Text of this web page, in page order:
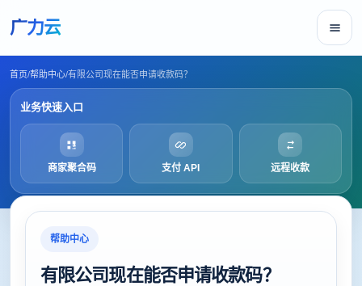
广力云
首页/帮助中心/有限公司现在能否申请收款码？
业务快速入口
商家聚合码 支付 API 远程收款
帮助中心
有限公司现在能否申请收款码？